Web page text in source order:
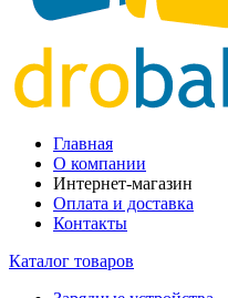
Главная
О компании
Интернет-магазин
Оплата и доставка
Контакты
Каталог товаров